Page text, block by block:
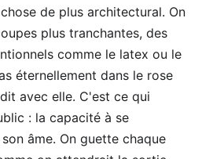
de plus architectural. On
plus tranchantes, des
comme le latex ou le
éternellement dans le rose
avec elle. C'est ce qui
: la capacité à se
âme. On guette chaque